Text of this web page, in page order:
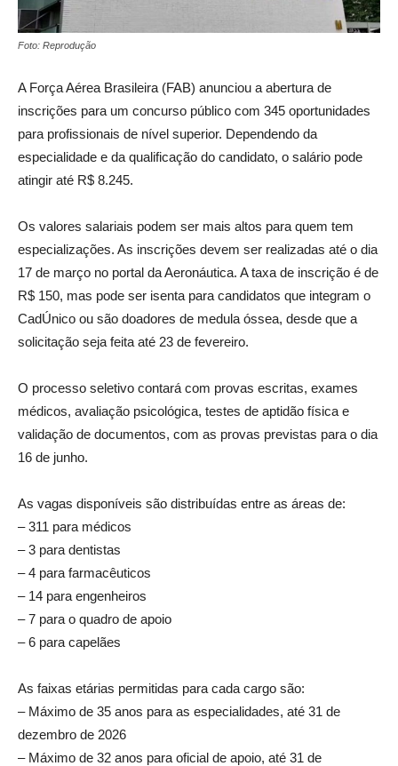
Foto: Reprodução
A Força Aérea Brasileira (FAB) anunciou a abertura de
inscrições para um concurso público com 345 oportunidades
para profissionais de nível superior. Dependendo da
especialidade e da qualificação do candidato, o salário pode
atingir até R$ 8.245.
Os valores salariais podem ser mais altos para quem tem
especializações. As inscrições devem ser realizadas até o dia
17 de março no portal da Aeronáutica. A taxa de inscrição é de
R$ 150, mas pode ser isenta para candidatos que integram o
CadÚnico ou são doadores de medula óssea, desde que a
solicitação seja feita até 23 de fevereiro.
O processo seletivo contará com provas escritas, exames
médicos, avaliação psicológica, testes de aptidão física e
validação de documentos, com as provas previstas para o dia
16 de junho.
As vagas disponíveis são distribuídas entre as áreas de:
– 311 para médicos
– 3 para dentistas
– 4 para farmacêuticos
– 14 para engenheiros
– 7 para o quadro de apoio
– 6 para capelães
As faixas etárias permitidas para cada cargo são:
– Máximo de 35 anos para as especialidades, até 31 de
dezembro de 2026
– Máximo de 32 anos para oficial de apoio, até 31 de